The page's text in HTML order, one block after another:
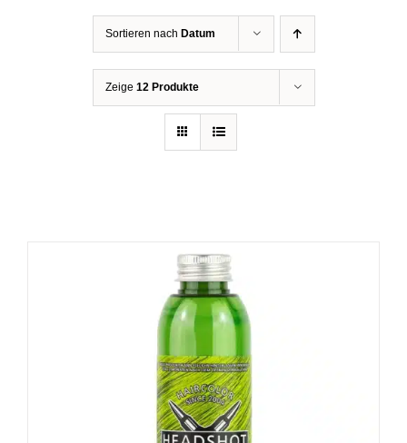
Sortieren nach Datum
Zeige 12 Produkte